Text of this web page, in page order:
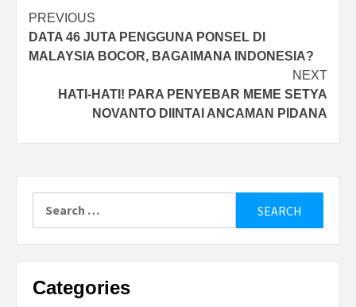
Post
navigation
PREVIOUS
DATA 46 JUTA PENGGUNA PONSEL DI
MALAYSIA BOCOR, BAGAIMANA INDONESIA?
NEXT
HATI-HATI! PARA PENYEBAR MEME SETYA
NOVANTO DIINTAI ANCAMAN PIDANA
Categories